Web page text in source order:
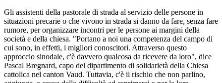
Gli assistenti della pastorale di strada al servizio delle persone in
situazioni precarie o che vivono in strada si danno da fare, senza fare
rumore, per organizzare incontri per le persone ai margini della
società e della chiesa. "Portano a noi una competenza del campo di
cui sono, in effetti, i migliori conoscitori. Attraverso questo
approccio sinodale, c'è davvero qualcosa da ricevere da loro", dice
Pascal Bregnard, capo del dipartimento di solidarietà della Chiesa
cattolica nel canton Vaud. Tuttavia, c'è il rischio che non parlino,